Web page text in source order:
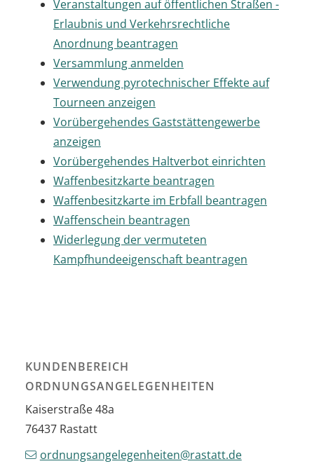
Veranstaltungen auf öffentlichen Straßen -
Erlaubnis und Verkehrsrechtliche
Anordnung beantragen
Versammlung anmelden
Verwendung pyrotechnischer Effekte auf
Tourneen anzeigen
Vorübergehendes Gaststättengewerbe
anzeigen
Vorübergehendes Haltverbot einrichten
Waffenbesitzkarte beantragen
Waffenbesitzkarte im Erbfall beantragen
Waffenschein beantragen
Widerlegung der vermuteten
Kampfhundeeigenschaft beantragen
KUNDENBEREICH
ORDNUNGSANGELEGENHEITEN
Kaiserstraße 48a
76437 Rastatt
ordnungsangelegenheiten@rastatt.de